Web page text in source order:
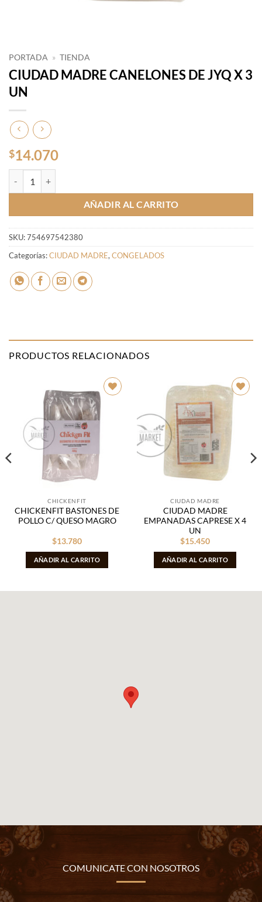
PORTADA » TIENDA
CIUDAD MADRE CANELONES DE JYQ X 3
UN
$14.070
AÑADIR AL CARRITO
SKU:754697542380
Categorías:CIUDAD MADRE,CONGELADOS
PRODUCTOS RELACIONADOS
Añadir
lista de
CHICKENFIT
CHICKENFIT BASTONES DE
POLLO C/ QUESO MAGRO
$13.780
AÑADIR AL CARRITO
CIUDAD MADRE
CIUDAD MADRE
EMPANADAS CAPRESE X 4
UN
$15.450
AÑADIR AL CARRITO
COMUNICATE CON NOSOTROS